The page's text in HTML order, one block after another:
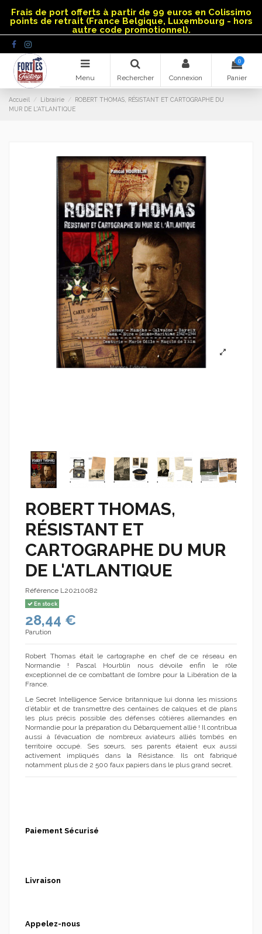
Frais de port offerts à partir de 99 euros en Colissimo
points de retrait (France Belgique, Luxembourg - hors
autre code promotionnel).
Menu Rechercher Connexion
0
Panier
Accueil Librairie
ROBERT THOMAS, RÉSISTANT ET CARTOGRAPHE DU
MUR DE L'ATLANTIQUE
ROBERT THOMAS,
RÉSISTANT ET
CARTOGRAPHE DU MUR
DE L'ATLANTIQUE
Référence L20210082
En stock
28,44 €
Parution
Robert Thomas était le cartographe en chef de ce réseau en
Normandie ! Pascal Hourblin nous dévoile enfin le rôle
exceptionnel de ce combattant de l’ombre pour la Libération de la
France.
Le Secret Intelligence Service britannique lui donna les missions
d’établir et de transmettre des centaines de calques et de plans
les plus précis possible des défenses côtières allemandes en
Normandie pour la préparation du Débarquement allié ! Il contribua
aussi à l’évacuation de nombreux aviateurs alliés tombés en
territoire occupé. Ses sœurs, ses parents étaient eux aussi
activement impliqués dans la Résistance. Ils ont fabriqué
notamment plus de 2 500 faux papiers dans le plus grand secret.
Paiement Sécurisé
Livraison
Appelez-nous